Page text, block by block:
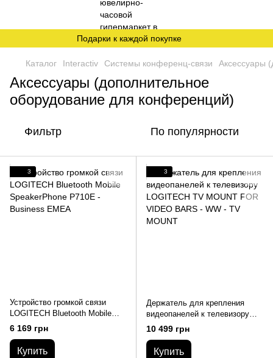
Подарки к каждой покупке
Каталог Interactiv Системы конференц-связи Аксессуары
Аксессуары (дополнительное
оборудование для конференций)
Фильтр По популярности
3
Устройство громкой связи
LOGITECH Bluetooth Mobile
SpeakerPhone P710E -
Business EMEA
6 169 грн
Купить
3
Держатель для крепления
видеопанелей к телевизору
LOGITECH TV MOUNT FOR
VIDEO BARS - WW - TV
MOUNT
10 499 грн
Купить